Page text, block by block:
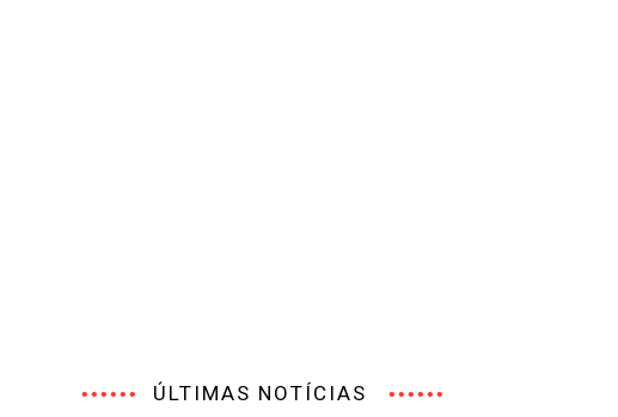
ÚLTIMAS NOTÍCIAS